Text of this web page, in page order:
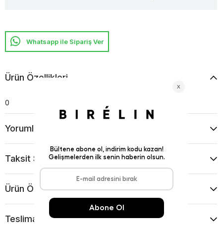
Whatsapp ile Sipariş Ver
Ürün Özellikleri
0
Yorumlar
Taksit Seçenekleri
Ürün Önerileri
Teslimat Ve İade Koşulları